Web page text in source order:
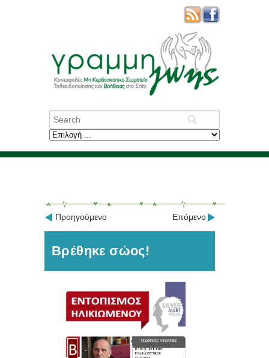
Προηγούμενο Επόμενο
Βρέθηκε σώος!